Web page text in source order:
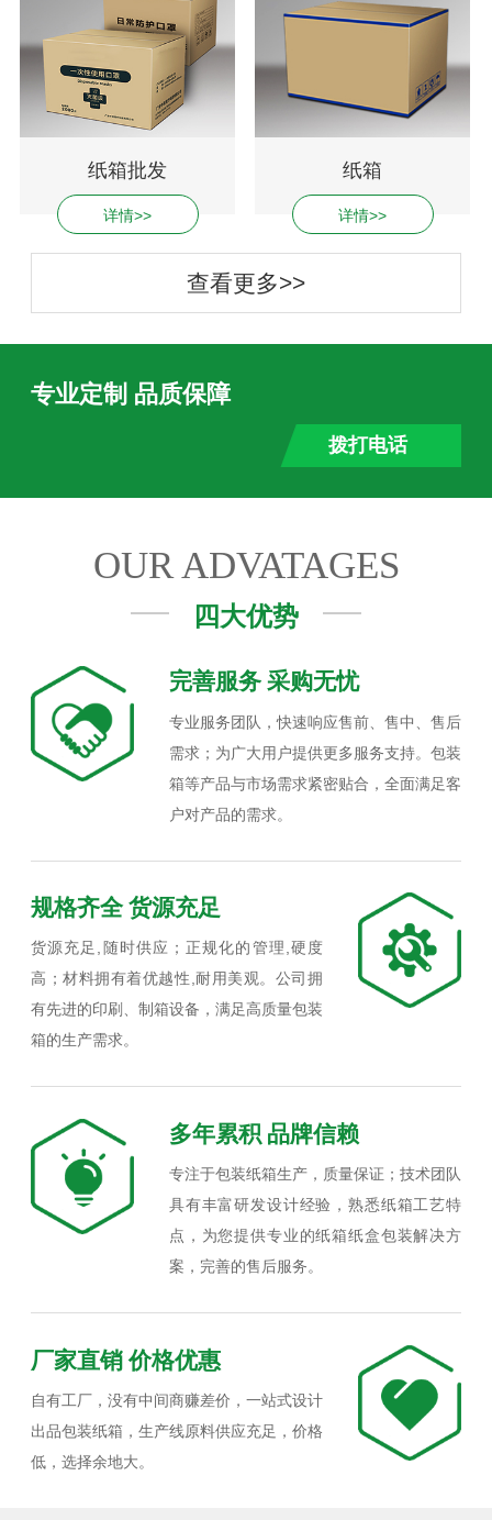
纸箱批发
详情>>
纸箱
详情>>
查看更多>>
专业定制 品质保障
拨打电话
OUR ADVATAGES
四大优势
完善服务 采购无忧
专业服务团队，快速响应售前、售中、售后
需求；为广大用户提供更多服务支持。包装
箱等产品与市场需求紧密贴合，全面满足客
户对产品的需求。
规格齐全 货源充足
货源充足,随时供应；正规化的管理,硬度
高；材料拥有着优越性,耐用美观。公司拥
有先进的印刷、制箱设备，满足高质量包装
箱的生产需求。
多年累积 品牌信赖
专注于包装纸箱生产，质量保证；技术团队
具有丰富研发设计经验，熟悉纸箱工艺特
点，为您提供专业的纸箱纸盒包装解决方
案，完善的售后服务。
厂家直销 价格优惠
自有工厂，没有中间商赚差价，一站式设计
出品包装纸箱，生产线原料供应充足，价格
低，选择余地大。